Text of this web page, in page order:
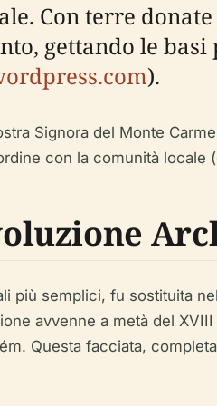
Con terre
gettando le
).
Signora del Monte
con la comunità locale (
più semplici, fu sostituita
avvenne a metà del
Questa facciata,